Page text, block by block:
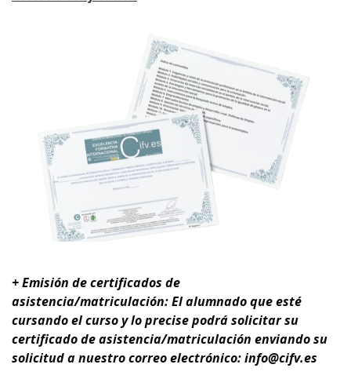
+ Emisión de certificados de
asistencia/matriculación: El alumnado que esté
cursando el curso y lo precise podrá solicitar su
certificado de asistencia/matriculación enviando su
solicitud a nuestro correo electrónico: info@cifv.es